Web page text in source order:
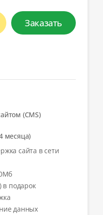
Заказать
(CMS)
месяца)
сайта в сети
в подарок
данных